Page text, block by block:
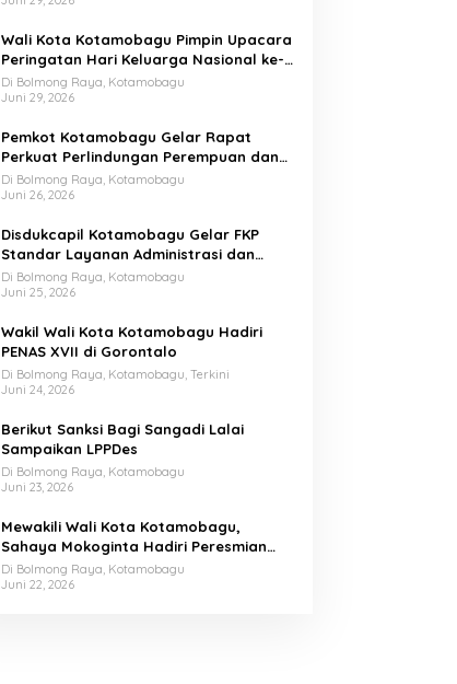
Wali Kota Kotamobagu Pimpin Upacara
Peringatan Hari Keluarga Nasional ke-
33 Tahun
Di Bolmong Raya, Kotamobagu
Juni 29, 2026
Pemkot Kotamobagu Gelar Rapat
Perkuat Perlindungan Perempuan dan
Anak
Di Bolmong Raya, Kotamobagu
Juni 26, 2026
Disdukcapil Kotamobagu Gelar FKP
Standar Layanan Administrasi dan
Kependudukan
Di Bolmong Raya, Kotamobagu
Juni 25, 2026
Wakil Wali Kota Kotamobagu Hadiri
PENAS XVII di Gorontalo
Di Bolmong Raya, Kotamobagu, Terkini
Juni 24, 2026
Berikut Sanksi Bagi Sangadi Lalai
Sampaikan LPPDes
Di Bolmong Raya, Kotamobagu
Juni 23, 2026
Mewakili Wali Kota Kotamobagu,
Sahaya Mokoginta Hadiri Peresmian
Lapangan Tembak “Motabi”
Di Bolmong Raya, Kotamobagu
Juni 22, 2026